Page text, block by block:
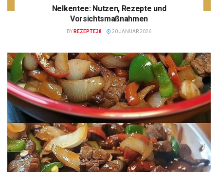
Nelkentee: Nutzen, Rezepte und
Vorsichtsmaßnahmen
BY REZEPTE38 20 JANUAR 2026